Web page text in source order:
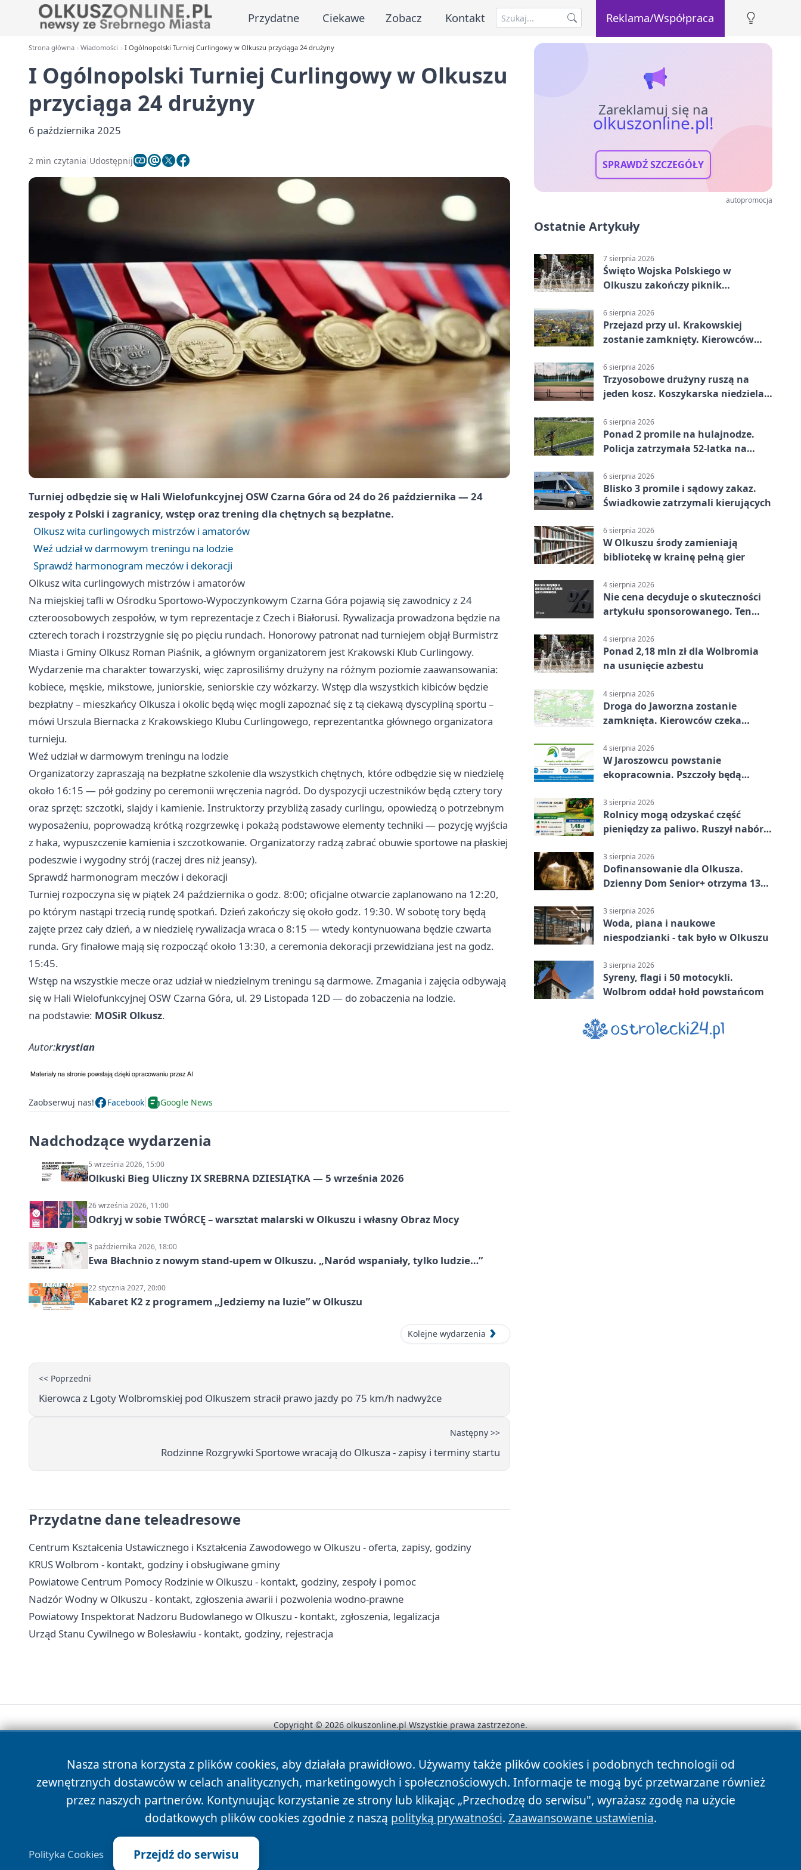
Przydatne Ciekawe Zobacz Kontakt Reklama/Współpraca
Strona główna Wiadomości I Ogólnopolski Turniej Curlingowy w Olkuszu przyciąga 24 drużyny
I Ogólnopolski Turniej Curlingowy w Olkuszu
przyciąga 24 drużyny
6 października 2025
2 min czytania Udostępnij
Turniej odbędzie się w Hali Wielofunkcyjnej OSW Czarna Góra od 24 do 26 października — 24
zespoły z Polski i zagranicy, wstęp oraz trening dla chętnych są bezpłatne.
Olkusz wita curlingowych mistrzów i amatorów
Weź udział w darmowym treningu na lodzie
Sprawdź harmonogram meczów i dekoracji
Olkusz wita curlingowych mistrzów i amatorów
Na miejskiej tafli w Ośrodku Sportowo-Wypoczynkowym Czarna Góra pojawią się zawodnicy z 24
czteroosobowych zespołów, w tym reprezentacje z Czech i Białorusi. Rywalizacja prowadzona będzie na
czterech torach i rozstrzygnie się po pięciu rundach. Honorowy patronat nad turniejem objął Burmistrz
Miasta i Gminy Olkusz Roman Piaśnik, a głównym organizatorem jest Krakowski Klub Curlingowy.
Wydarzenie ma charakter towarzyski, więc zaprosiliśmy drużyny na różnym poziomie zaawansowania:
kobiece, męskie, mikstowe, juniorskie, seniorskie czy wózkarzy. Wstęp dla wszystkich kibiców będzie
bezpłatny – mieszkańcy Olkusza i okolic będą więc mogli zapoznać się z tą ciekawą dyscypliną sportu –
mówi Urszula Biernacka z Krakowskiego Klubu Curlingowego, reprezentantka głównego organizatora
turnieju.
Weź udział w darmowym treningu na lodzie
Organizatorzy zapraszają na bezpłatne szkolenie dla wszystkich chętnych, które odbędzie się w niedzielę
około 16:15 — pół godziny po ceremonii wręczenia nagród. Do dyspozycji uczestników będą cztery tory
oraz sprzęt: szczotki, slajdy i kamienie. Instruktorzy przybliżą zasady curlingu, opowiedzą o potrzebnym
wyposażeniu, poprowadzą krótką rozgrzewkę i pokażą podstawowe elementy techniki — pozycję wyjścia
z haka, wypuszczenie kamienia i szczotkowanie. Organizatorzy radzą zabrać obuwie sportowe na płaskiej
podeszwie i wygodny strój (raczej dres niż jeansy).
Sprawdź harmonogram meczów i dekoracji
Turniej rozpoczyna się w piątek 24 października o godz. 8:00; oficjalne otwarcie zaplanowano na 12:20,
po którym nastąpi trzecią rundę spotkań. Dzień zakończy się około godz. 19:30. W sobotę tory będą
zajęte przez cały dzień, a w niedzielę rywalizacja wraca o 8:15 — wtedy kontynuowana będzie czwarta
runda. Gry finałowe mają się rozpocząć około 13:30, a ceremonia dekoracji przewidziana jest na godz.
15:45.
Wstęp na wszystkie mecze oraz udział w niedzielnym treningu są darmowe. Zmagania i zajęcia odbywają
się w Hali Wielofunkcyjnej OSW Czarna Góra, ul. 29 Listopada 12D — do zobaczenia na lodzie.
na podstawie: MOSiR Olkusz.
Autor:krystian
Zaobserwuj nas! Facebook Google News
Nadchodzące wydarzenia
5 września 2026, 15:00
Olkuski Bieg Uliczny IX SREBRNA DZIESIĄTKA — 5 września 2026
26 września 2026, 11:00
Odkryj w sobie TWÓRCĘ – warsztat malarski w Olkuszu i własny Obraz Mocy
3 października 2026, 18:00
Ewa Błachnio z nowym stand-upem w Olkuszu. „Naród wspaniały, tylko ludzie…”
22 stycznia 2027, 20:00
Kabaret K2 z programem „Jedziemy na luzie” w Olkuszu
Kolejne wydarzenia
<< Poprzedni
Kierowca z Lgoty Wolbromskiej pod Olkuszem stracił prawo jazdy po 75 km/h nadwyżce
Następny >>
Rodzinne Rozgrywki Sportowe wracają do Olkusza - zapisy i terminy startu
Przydatne dane teleadresowe
Centrum Kształcenia Ustawicznego i Kształcenia Zawodowego w Olkuszu - oferta, zapisy, godziny
KRUS Wolbrom - kontakt, godziny i obsługiwane gminy
Powiatowe Centrum Pomocy Rodzinie w Olkuszu - kontakt, godziny, zespoły i pomoc
Nadzór Wodny w Olkuszu - kontakt, zgłoszenia awarii i pozwolenia wodno-prawne
Powiatowy Inspektorat Nadzoru Budowlanego w Olkuszu - kontakt, zgłoszenia, legalizacja
Urząd Stanu Cywilnego w Bolesławiu - kontakt, godziny, rejestracja
Zareklamuj się na
olkuszonline.pl!
SPRAWDŹ SZCZEGÓŁY
autopromocja
Ostatnie Artykuły
7 sierpnia 2026
Święto Wojska Polskiego w
Olkuszu zakończy piknik
6 sierpnia 2026
Przejazd przy ul. Krakowskiej
zostanie zamknięty. Kierowców
6 sierpnia 2026
Trzyosobowe drużyny ruszą na
jeden kosz. Koszykarska niedziela
6 sierpnia 2026
Ponad 2 promile na hulajnodze.
Policja zatrzymała 52-latka na
6 sierpnia 2026
Blisko 3 promile i sądowy zakaz.
Świadkowie zatrzymali kierujących
6 sierpnia 2026
W Olkuszu środy zamieniają
bibliotekę w krainę pełną gier
4 sierpnia 2026
Nie cena decyduje o skuteczności
artykułu sponsorowanego. Ten
4 sierpnia 2026
Ponad 2,18 mln zł dla Wolbromia
na usunięcie azbestu
4 sierpnia 2026
Droga do Jaworzna zostanie
zamknięta. Kierowców czeka
4 sierpnia 2026
W Jaroszowcu powstanie
ekopracownia. Pszczoły będą
3 sierpnia 2026
Rolnicy mogą odzyskać część
pieniędzy za paliwo. Ruszył nabór
3 sierpnia 2026
Dofinansowanie dla Olkusza.
Dzienny Dom Senior+ otrzyma 134
3 sierpnia 2026
Woda, piana i naukowe
niespodzianki - tak było w Olkuszu
3 sierpnia 2026
Syreny, flagi i 50 motocykli.
Wolbrom oddał hołd powstańcom
Nasza strona korzysta z plików cookies, aby działała prawidłowo. Używamy także plików cookies i podobnych technologii od
zewnętrznych dostawców w celach analitycznych, marketingowych i społecznościowych. Informacje te mogą być przetwarzane również
przez naszych partnerów. Kontynuując korzystanie ze strony lub klikając „Przechodzę do serwisu", wyrażasz zgodę na użycie
dodatkowych plików cookies zgodnie z naszą polityką prywatności. Zaawansowane ustawienia.
Polityka Cookies Przejdź do serwisu
Copyright © 2026 olkuszonline.pl Wszystkie prawa zastrzeżone.
News Autorzy Polityka Prywatności Polityka Cookies